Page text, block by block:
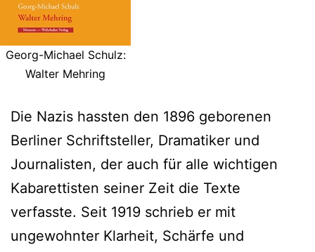
Georg-Michael Schulz:
Walter Mehring
Die Nazis hassten den 1896 geborenen
Berliner Schriftsteller, Dramatiker und
Journalisten, der auch für alle wichtigen
Kabarettisten seiner Zeit die Texte
verfasste. Seit 1919 schrieb er mit
ungewohnter Klarheit, Schärfe und